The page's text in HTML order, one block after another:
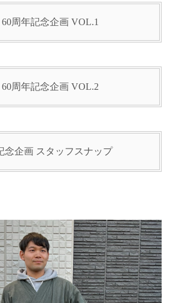
周年記念企画 VOL.1
周年記念企画 VOL.2
念企画 スタッフスナップ